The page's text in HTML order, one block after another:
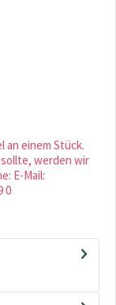
an einem Stück.
sollte, werden wir
E-Mail:
0